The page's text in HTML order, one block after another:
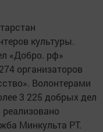
культуры.
«Добро. рф»
организаторов
Волонтерами
3 225 добрых дел
Минкульта РТ.